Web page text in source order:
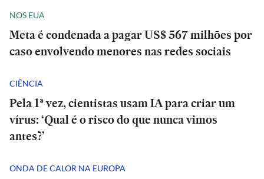
NOS EUA
Meta é condenada a pagar US$ 567 milhões por
caso envolvendo menores nas redes sociais
CIÊNCIA
Pela 1ª vez, cientistas usam IA para criar um
vírus: ‘Qual é o risco do que nunca vimos
antes?’
ONDA DE CALOR NA EUROPA